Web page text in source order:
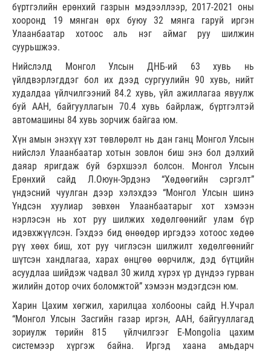
бүртгэлийн ерөнхий газрын мэдээллээр, 2017-2021 оны
хооронд 19 мянган өрх буюу 32 мянга гаруй иргэн
Улаанбаатар хотоос аль нэг аймаг руу шилжин
суурьшжээ.
Нийслэлд Монгол Улсын ДНБ-ий 63 хувь нь
үйлдвэрлэгддэг бол их дээд сургуулийн 90 хувь, нийт
худалдаа үйлчилгээний 84.2 хувь, үйл ажиллагаа явуулж
буй ААН, байгууллагын 70.4 хувь байрлаж, бүртгэлтэй
автомашины 84 хувь зорчиж байгаа юм.
Хүн амын энэхүү хэт төвлөрөлт нь дан ганц Монгол Улсын
нийслэл Улаанбаатар хотын зовлон биш энэ бол дэлхий
даяар яригдаж буй бэрхшээл болсон. Монгол Улсын
Ерөнхий сайд Л.Оюун-Эрдэнэ “Хөдөөгийн сэргэлт”
үндэсний чуулган дээр хэлэхдээ “Монгол Улсын шинэ
Үндсэн хуулиар зөвхөн Улаанбаатарыг хот хэмээн
нэрлэсэн нь хот руу шилжих хөдөлгөөнийг улам бүр
идэвхжүүлсэн. Гэхдээ бид өнөөдөр иргэдээ хотоос хөдөө
рүү хөөх биш, хот руу чиглэсэн шилжилт хөдөлгөөнийг
шүтсэн хандлагаа, харах өнцгөө өөрчилж, дэд бүтцийн
асуудлаа шийдэж чадвал 30 жилд хүрэх үр дүндээ гурван
жилийн дотор очих боломжтой” хэмээн мэдэгдсэн юм.
Харин Цахим хөгжил, харилцаа холбооны сайд Н.Учрал
“Монгол Улсын Засгийн газар иргэн, ААН, байгууллагад
зориулж төрийн 815 үйлчилгээг E-Mongolia цахим
системээр хүргэж байна. Иргэд хаана амьдарч